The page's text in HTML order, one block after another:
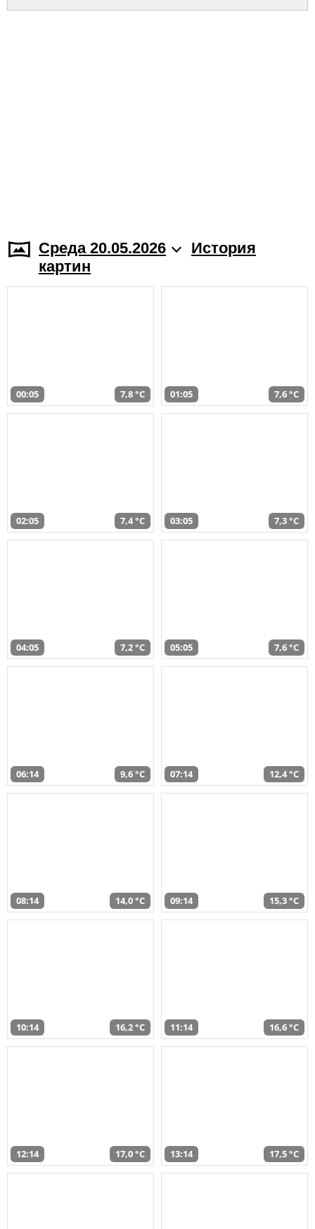
Среда 20.05.2026
История
картин
00:05 7,8 °C 01:05 7,6 °C
02:05 7,4 °C 03:05 7,3 °C
04:05 7,2 °C 05:05 7,6 °C
06:14 9,6 °C 07:14 12,4 °C
08:14 14,0 °C 09:14 15,3 °C
10:14 16,2 °C 11:14 16,6 °C
12:14 17,0 °C 13:14 17,5 °C